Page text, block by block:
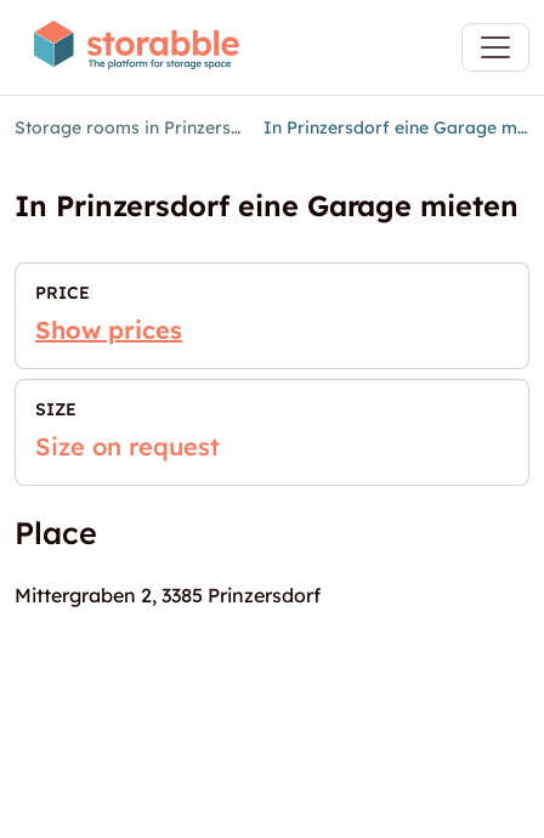
Storage rooms in Prinzersdorf In Prinzersdorf eine Garage mieten
In Prinzersdorf eine Garage mieten
PRICE
Show prices
SIZE
Size on request
Place
Mittergraben 2, 3385 Prinzersdorf